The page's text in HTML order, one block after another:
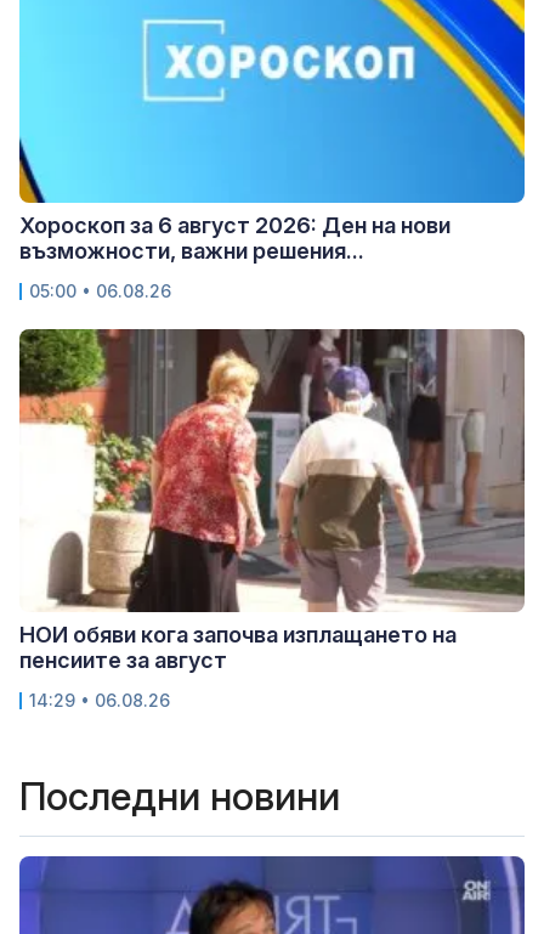
Хороскоп за 6 август 2026: Ден на нови
възможности, важни решения...
05:00 • 06.08.26
НОИ обяви кога започва изплащането на
пенсиите за август
14:29 • 06.08.26
Последни новини